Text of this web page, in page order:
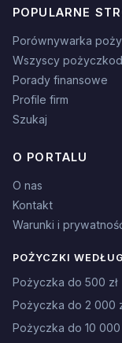
POPULARNE
Porównywarka
Wszyscy
Porady finansowe
Profile firm
Szukaj
O PORTALU
O nas
Kontakt
Warunki i
POŻYCZKI
Pożyczka do 500 zł
Pożyczka do 2 000
Pożyczka do 10 000